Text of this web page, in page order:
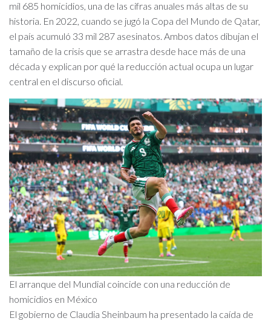
mil 685 homicidios, una de las cifras anuales más altas de su
historia. En 2022, cuando se jugó la Copa del Mundo de Qatar,
el país acumuló 33 mil 287 asesinatos. Ambos datos dibujan el
tamaño de la crisis que se arrastra desde hace más de una
década y explican por qué la reducción actual ocupa un lugar
central en el discurso oficial.
El arranque del Mundial coincide con una reducción de
homicidios en México
El gobierno de Claudia Sheinbaum ha presentado la caída de